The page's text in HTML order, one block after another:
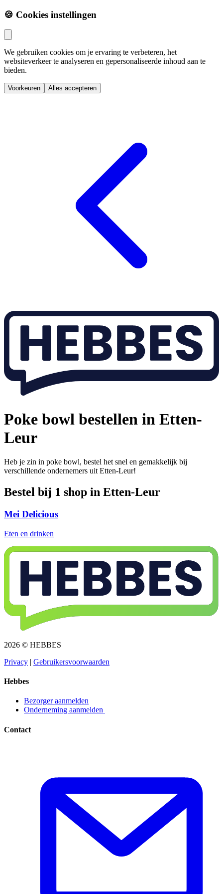
🍪 Cookies instellingen
We gebruiken cookies om je ervaring te verbeteren, het
websiteverkeer te analyseren en gepersonaliseerde inhoud aan te
bieden.
Voorkeuren Alles accepteren
Poke bowl bestellen in Etten-
Leur
Heb je zin in poke bowl, bestel het snel en gemakkelijk bij
verschillende ondernemers uit Etten-Leur!
Bestel bij 1 shop in Etten-Leur
Mei Delicious
Eten en drinken
2026 © HEBBES
Privacy​​​​‌ ‍ ​‍​‍‌‍ ‌ ​‍‌‍‍‌‌‍‌ ‌‍‍‌‌‍ ‍​‍​‍​ ‍‍​‍​‍‌ ​ ‌‍​‌‌‍ ‍‌‍‍‌‌ ‌​‌ ‍‌​‍ ‍‌‍‍‌‌‍ ​‍​‍​‍ ​​‍​‍‌‍‍​‌ ​‍‌‍‌‌‌‍‌‍​‍​‍​ ‍‍​‍​‍‌‍‍​‌ ‌​‌ ‌​‌ ​​​ ‍‍​‍ ​‍ ‌‍ ​‌‍ ‌‍​ ‌‍​‌‌‍ ​‌‍‍​‌‍ ‌ ​ ‌ ‌​​ ‍‍​ ​ ​ ​ ​ ​ ​ ​ ​‍ ‌‍‍‌‌‍ ‍‌ ‌​‌‍‌‌‌‍ ‍‌ ‌​​‍ ‌‍‌‌‌‍‌​‌‍‍‌‌ ‌​​‍ ‌‍ ‌‌‍ ‌‍‌​‌‍‌‌​ ‌‌ ​​‌ ​‍‌‍‌‌‌ ​ ‌‍‌‌‌‍ ‍‌ ‌​‌‍​‌‌ ‌​‌‍‍‌‌‍ ‌‍ ‍​ ‍ ‌‍‍‌‌‍‌​​ ‌‌‍‌ ‌‍ ​‌‍ ‌‍​‍‌‍​‌‌‍ ​​ ‍ ‌ ‌​‌ ‍‌‌ ​​‌‍‌‌​ ‌‌‍‌ ‌‍ ​‌‍ ‌‍​‍‌‍​‌‌‍ ​​ ‍ ‌ ​​‌‍​‌‌ ‌​‌‍‍​​ ‌‌‍‌‍‌‍ ‌‍ ‌ ‌​‌‍‌‌‌ ​‍​‍ ‍‌‍ ​‌‍‌‌‌‍‌ ‌‍​‌‌‍ ​​‍‌‌​ ‌‌‌​​‍‌‌ ‌‍‍ ‌‍‌‌‌ ‍‌​‍‌‌​ ​ ‌​‌​​‍‌‌​ ​ ‌​‌​​‍‌‌​ ​‍​ ​‍​ ​‌​ ‍​‌‍‌‌​ ‌‍‌‍‌​‌‍‌‌‌‍‌‌​ ‌‍​ ​ ​ ‍‌​ ‌‌​ ‌​​‍‌‌​ ​‍​ ​‍​‍‌‌​ ‌‌‌​‌​​‍ ‍‌‍ ​‌‍​‌‌‍​‍‌‍‌‌‌‍ ​​ ‌‍​‍‌‍​‌‌ ​ ‌‍‌‌‌‌‌‌‌ ​‍‌‍ ​​ ‌‌‍‍​‌ ‌​‌ ‌​‌ ​​​‍‌‌​ ​ ‌​​‌​‍‌‌​ ​‍‌​‌‍​‍‌‌​ ​‍‌​‌‍‌‍ ​‌‍ ‌‍​ ‌‍​‌‌‍ ​‌‍‍​‌‍ ‌ ​ ‌ ‌​​‍‌‌​ ​ ‌​​‌​ ​ ​ ​ ​ ​ ​ ​ ​‍‌‍‌‍‍‌‌‍‌​​ ‌‌‍‌ ‌‍ ​‌‍ ‌‍​‍‌‍​‌‌‍ ​​‍‌‍‌ ‌​‌ ‍‌‌ ​​‌‍‌‌​ ‌‌‍‌ ‌‍ ​‌‍ ‌‍​‍‌‍​‌‌‍ ​​‍‌‍‌ ​​‌‍​‌‌ ‌​‌‍‍​​ ‌‌‍‌‍‌‍ ‌‍ ‌ ‌​‌‍‌‌‌ ​‍​‍ ‍‌‍ ​‌‍‌‌‌‍‌ ‌‍​‌‌‍ ​​‍‌‌​ ‌‌‌​​‍‌‌ ‌‍‍ ‌‍‌‌‌ ‍‌​‍‌‌​ ​ ‌​‌​​‍‌‌​ ​ ‌​‌​​‍‌‌​ ​‍​ ​‍​ ​‌​ ‍​‌‍‌‌​ ‌‍‌‍‌​‌‍‌‌‌‍‌‌​ ‌‍​ ​ ​ ‍‌​ ‌‌​ ‌​​‍‌‌​ ​‍​ ​‍​‍‌‌​ ‌‌‌​‌​​‍ ‍‌‍ ​‌‍​‌‌‍​‍‌‍‌‌‌‍ ​​‍‌‍‌ ​​‌‍‌‌‌ ​‍‌ ​ ‌ ​​‌‍‌‌‌‍​ ‌ ‌​‌‍‍‌‌ ‌‍‌‍‌‌​ ‌‌ ​​‌ ‌‌‌‍​‍‌‍ ​‌‍‍‌‌ ​ ‌‍‍​‌‍‌‌‌‍‌​​‍​‍‌ ‌ | Gebruikersvoorwaarden​​​​‌ ‍ ​‍​‍‌‍ ‌ ​‍‌‍‍‌‌‍‌ ‌‍‍‌‌‍ ‍​‍​‍​ ‍‍​‍​‍‌ ​ ‌‍​‌‌‍ ‍‌‍‍‌‌ ‌​‌ ‍‌​‍ ‍‌‍‍‌‌‍ ​‍​‍​‍ ​​‍​‍‌‍‍​‌ ​‍‌‍‌‌‌‍‌‍​‍​‍​ ‍‍​‍​‍‌‍‍​‌ ‌​‌ ‌​‌ ​​​ ‍‍​‍ ​‍ ‌‍ ​‌‍ ‌‍​ ‌‍​‌‌‍ ​‌‍‍​‌‍ ‌ ​ ‌ ‌​​ ‍‍​ ​ ​ ​ ​ ​ ​ ​ ​‍ ‌‍‍‌‌‍ ‍‌ ‌​‌‍‌‌‌‍ ‍‌ ‌​​‍ ‌‍‌‌‌‍‌​‌‍‍‌‌ ‌​​‍ ‌‍ ‌‌‍ ‌‍‌​‌‍‌‌​ ‌‌ ​​‌ ​‍‌‍‌‌‌ ​ ‌‍‌‌‌‍ ‍‌ ‌​‌‍​‌‌ ‌​‌‍‍‌‌‍ ‌‍ ‍​ ‍ ‌‍‍‌‌‍‌​​ ‌‌‍‌ ‌‍ ​‌‍ ‌‍​‍‌‍​‌‌‍ ​​ ‍ ‌ ‌​‌ ‍‌‌ ​​‌‍‌‌​ ‌‌‍‌ ‌‍ ​‌‍ ‌‍​‍‌‍​‌‌‍ ​​ ‍ ‌ ​​‌‍​‌‌ ‌​‌‍‍​​ ‌‌‍‌‍‌‍ ‌‍ ‌ ‌​‌‍‌‌‌ ​‍​‍ ‍‌‍ ​‌‍‌‌‌‍‌ ‌‍​‌‌‍ ​​‍‌‌​ ‌‌‌​​‍‌‌ ‌‍‍ ‌‍‌‌‌ ‍‌​‍‌‌​ ​ ‌​‌​​‍‌‌​ ​ ‌​‌​​‍‌‌​ ​‍​ ​‍​ ​​‌‍​ ‌‍‌‍​ ‌‍​ ‌​‌‍‌​​ ​ ‌‍‌‌​ ​ ​ ​‌​ ‍‌​ ​‍​‍‌‌​ ​‍​ ​‍​‍‌‌​ ‌‌‌​‌​​‍ ‍‌‍ ​‌‍​‌‌‍​‍‌‍‌‌‌‍ ​​ ‌‍​‍‌‍​‌‌ ​ ‌‍‌‌‌‌‌‌‌ ​‍‌‍ ​​ ‌‌‍‍​‌ ‌​‌ ‌​‌ ​​​‍‌‌​ ​ ‌​​‌​‍‌‌​ ​‍‌​‌‍​‍‌‌​ ​‍‌​‌‍‌‍ ​‌‍ ‌‍​ ‌‍​‌‌‍ ​‌‍‍​‌‍ ‌ ​ ‌ ‌​​‍‌‌​ ​ ‌​​‌​ ​ ​ ​ ​ ​ ​ ​ ​‍‌‍‌‍‍‌‌‍‌​​ ‌‌‍‌ ‌‍ ​‌‍ ‌‍​‍‌‍​‌‌‍ ​​‍‌‍‌ ‌​‌ ‍‌‌ ​​‌‍‌‌​ ‌‌‍‌ ‌‍ ​‌‍ ‌‍​‍‌‍​‌‌‍ ​​‍‌‍‌ ​​‌‍​‌‌ ‌​‌‍‍​​ ‌‌‍‌‍‌‍ ‌‍ ‌ ‌​‌‍‌‌‌ ​‍​‍ ‍‌‍ ​‌‍‌‌‌‍‌ ‌‍​‌‌‍ ​​‍‌‌​ ‌‌‌​​‍‌‌ ‌‍‍ ‌‍‌‌‌ ‍‌​‍‌‌​ ​ ‌​‌​​‍‌‌​ ​ ‌​‌​​‍‌‌​ ​‍​ ​‍​ ​​‌‍​ ‌‍‌‍​ ‌‍​ ‌​‌‍‌​​ ​ ‌‍‌‌​ ​ ​ ​‌​ ‍‌​ ​‍​‍‌‌​ ​‍​ ​‍​‍‌‌​ ‌‌‌​‌​​‍ ‍‌‍ ​‌‍​‌‌‍​‍‌‍‌‌‌‍ ​​‍‌‍‌ ​​‌‍‌‌‌ ​‍‌ ​ ‌ ​​‌‍‌‌‌‍​ ‌ ‌​‌‍‍‌‌ ‌‍‌‍‌‌​ ‌‌ ​​‌ ‌‌‌‍​‍‌‍ ​‌‍‍‌‌ ​ ‌‍‍​‌‍‌‌‌‍‌​​‍​‍‌ ‌
Hebbes
Bezorger aanmelden​​​​‌ ‍ ​‍​‍‌‍ ‌ ​‍‌‍‍‌‌‍‌ ‌‍‍‌‌‍ ‍​‍​‍​ ‍‍​‍​‍‌ ​ ‌‍​‌‌‍ ‍‌‍‍‌‌ ‌​‌ ‍‌​‍ ‍‌‍‍‌‌‍ ​‍​‍​‍ ​​‍​‍‌‍‍​‌ ​‍‌‍‌‌‌‍‌‍​‍​‍​ ‍‍​‍​‍‌‍‍​‌ ‌​‌ ‌​‌ ​​​ ‍‍​‍ ​‍ ‌‍ ​‌‍ ‌‍​ ‌‍​‌‌‍ ​‌‍‍​‌‍ ‌ ​ ‌ ‌​​ ‍‍​ ​ ​ ​ ​ ​ ​ ​ ​‍ ‌‍‍‌‌‍ ‍‌ ‌​‌‍‌‌‌‍ ‍‌ ‌​​‍ ‌‍‌‌‌‍‌​‌‍‍‌‌ ‌​​‍ ‌‍ ‌‌‍ ‌‍‌​‌‍‌‌​ ‌‌ ​​‌ ​‍‌‍‌‌‌ ​ ‌‍‌‌‌‍ ‍‌ ‌​‌‍​‌‌ ‌​‌‍‍‌‌‍ ‌‍ ‍​ ‍ ‌‍‍‌‌‍‌​​ ‌‌‍‌ ‌‍ ​‌‍ ‌‍​‍‌‍​‌‌‍ ​​ ‍ ‌ ‌​‌ ‍‌‌ ​​‌‍‌‌​ ‌‌‍‌ ‌‍ ​‌‍ ‌‍​‍‌‍​‌‌‍ ​​ ‍ ‌ ​​‌‍​‌‌ ‌​‌‍‍​​ ‌‌‍‌‍‌‍ ‌‍ ‌ ‌​‌‍‌‌‌ ​‍​‍ ‍‌ ​​‌‍​‌‌‍‌ ‌‍‌‌‌ ​ ​‍‌‌​ ‌‌‌​​‍‌‌ ‌‍‍ ‌‍‌‌‌ ‍‌​‍‌‌​ ​ ‌​‌​​‍‌‌​ ​ ‌​‌​​‍‌‌​ ​‍​ ​‍​ ‌ ​ ​‌‌‍​‍‌‍​ ​ ‌‌​ ‌ ​ ​‌​ ​‍​ ‌​​ ​​‌‍‌‌​ ‍‌​‍‌‌​ ​‍​ ​‍​‍‌‌​ ‌‌‌​‌​​‍ ‍‌‍ ​‌‍​‌‌‍​‍‌‍‌‌‌‍ ​​ ‌‍​‍‌‍​‌‌ ​ ‌‍‌‌‌‌‌‌‌ ​‍‌‍ ​​ ‌‌‍‍​‌ ‌​‌ ‌​‌ ​​​‍‌‌​ ​ ‌​​‌​‍‌‌​ ​‍‌​‌‍​‍‌‌​ ​‍‌​‌‍‌‍ ​‌‍ ‌‍​ ‌‍​‌‌‍ ​‌‍‍​‌‍ ‌ ​ ‌ ‌​​‍‌‌​ ​ ‌​​‌​ ​ ​ ​ ​ ​ ​ ​ ​‍‌‍‌‍‍‌‌‍‌​​ ‌‌‍‌ ‌‍ ​‌‍ ‌‍​‍‌‍​‌‌‍ ​​‍‌‍‌ ‌​‌ ‍‌‌ ​​‌‍‌‌​ ‌‌‍‌ ‌‍ ​‌‍ ‌‍​‍‌‍​‌‌‍ ​​‍‌‍‌ ​​‌‍​‌‌ ‌​‌‍‍​​ ‌‌‍‌‍‌‍ ‌‍ ‌ ‌​‌‍‌‌‌ ​‍​‍ ‍‌ ​​‌‍​‌‌‍‌ ‌‍‌‌‌ ​ ​‍‌‌​ ‌‌‌​​‍‌‌ ‌‍‍ ‌‍‌‌‌ ‍‌​‍‌‌​ ​ ‌​‌​​‍‌‌​ ​ ‌​‌​​‍‌‌​ ​‍​ ​‍​ ‌ ​ ​‌‌‍​‍‌‍​ ​ ‌‌​ ‌ ​ ​‌​ ​‍​ ‌​​ ​​‌‍‌‌​ ‍‌​‍‌‌​ ​‍​ ​‍​‍‌‌​ ‌‌‌​‌​​‍ ‍‌‍ ​‌‍​‌‌‍​‍‌‍‌‌‌‍ ​​‍‌‍‌ ​​‌‍‌‌‌ ​‍‌ ​ ‌ ​​‌‍‌‌‌‍​ ‌ ‌​‌‍‍‌‌ ‌‍‌‍‌‌​ ‌‌ ​​‌ ‌‌‌‍​‍‌‍ ​‌‍‍‌‌ ​ ‌‍‍​‌‍‌‌‌‍‌​​‍​‍‌ ‌
Onderneming aanmelden ​​​​‌ ‍ ​‍​‍‌‍ ‌ ​‍‌‍‍‌‌‍‌ ‌‍‍‌‌‍ ‍​‍​‍​ ‍‍​‍​‍‌ ​ ‌‍​‌‌‍ ‍‌‍‍‌‌ ‌​‌ ‍‌​‍ ‍‌‍‍‌‌‍ ​‍​‍​‍ ​​‍​‍‌‍‍​‌ ​‍‌‍‌‌‌‍‌‍​‍​‍​ ‍‍​‍​‍‌‍‍​‌ ‌​‌ ‌​‌ ​​​ ‍‍​‍ ​‍ ‌‍ ​‌‍ ‌‍​ ‌‍​‌‌‍ ​‌‍‍​‌‍ ‌ ​ ‌ ‌​​ ‍‍​ ​ ​ ​ ​ ​ ​ ​ ​‍ ‌‍‍‌‌‍ ‍‌ ‌​‌‍‌‌‌‍ ‍‌ ‌​​‍ ‌‍‌‌‌‍‌​‌‍‍‌‌ ‌​​‍ ‌‍ ‌‌‍ ‌‍‌​‌‍‌‌​ ‌‌ ​​‌ ​‍‌‍‌‌‌ ​ ‌‍‌‌‌‍ ‍‌ ‌​‌‍​‌‌ ‌​‌‍‍‌‌‍ ‌‍ ‍​ ‍ ‌‍‍‌‌‍‌​​ ‌‌‍‌ ‌‍ ​‌‍ ‌‍​‍‌‍​‌‌‍ ​​ ‍ ‌ ‌​‌ ‍‌‌ ​​‌‍‌‌​ ‌‌‍‌ ‌‍ ​‌‍ ‌‍​‍‌‍​‌‌‍ ​​ ‍ ‌ ​​‌‍​‌‌ ‌​‌‍‍​​ ‌‌‍‌‍‌‍ ‌‍ ‌ ‌​‌‍‌‌‌ ​‍​‍ ‍‌ ​​‌‍​‌‌‍‌ ‌‍‌‌‌ ​ ​‍‌‌​ ‌‌‌​​‍‌‌ ‌‍‍ ‌‍‌‌‌ ‍‌​‍‌‌​ ​ ‌​‌​​‍‌‌​ ​ ‌​‌​​‍‌‌​ ​‍​ ​‍​ ‌ ​ ‌ ​ ‍‌​ ​ ​ ​‌‌‍​ ‌‍​‌​ ‌‍​ ​‌‌‍​‍​ ‌‍‌‍​ ​‍‌‌​ ​‍​ ​‍​‍‌‌​ ‌‌‌​‌​​‍ ‍‌‍ ​‌‍​‌‌‍​‍‌‍‌‌‌‍ ​​ ‌‍​‍‌‍​‌‌ ​ ‌‍‌‌‌‌‌‌‌ ​‍‌‍ ​​ ‌‌‍‍​‌ ‌​‌ ‌​‌ ​​​‍‌‌​ ​ ‌​​‌​‍‌‌​ ​‍‌​‌‍​‍‌‌​ ​‍‌​‌‍‌‍ ​‌‍ ‌‍​ ‌‍​‌‌‍ ​‌‍‍​‌‍ ‌ ​ ‌ ‌​​‍‌‌​ ​ ‌​​‌​ ​ ​ ​ ​ ​ ​ ​ ​‍‌‍‌‍‍‌‌‍‌​​ ‌‌‍‌ ‌‍ ​‌‍ ‌‍​‍‌‍​‌‌‍ ​​‍‌‍‌ ‌​‌ ‍‌‌ ​​‌‍‌‌​ ‌‌‍‌ ‌‍ ​‌‍ ‌‍​‍‌‍​‌‌‍ ​​‍‌‍‌ ​​‌‍​‌‌ ‌​‌‍‍​​ ‌‌‍‌‍‌‍ ‌‍ ‌ ‌​‌‍‌‌‌ ​‍​‍ ‍‌ ​​‌‍​‌‌‍‌ ‌‍‌‌‌ ​ ​‍‌‌​ ‌‌‌​​‍‌‌ ‌‍‍ ‌‍‌‌‌ ‍‌​‍‌‌​ ​ ‌​‌​​‍‌‌​ ​ ‌​‌​​‍‌‌​ ​‍​ ​‍​ ‌ ​ ‌ ​ ‍‌​ ​ ​ ​‌‌‍​ ‌‍​‌​ ‌‍​ ​‌‌‍​‍​ ‌‍‌‍​ ​‍‌‌​ ​‍​ ​‍​‍‌‌​ ‌‌‌​‌​​‍ ‍‌‍ ​‌‍​‌‌‍​‍‌‍‌‌‌‍ ​​‍‌‍‌ ​​‌‍‌‌‌ ​‍‌ ​ ‌ ​​‌‍‌‌‌‍​ ‌ ‌​‌‍‍‌‌ ‌‍‌‍‌‌​ ‌‌ ​​‌ ‌‌‌‍​‍‌‍ ​‌‍‍‌‌ ​ ‌‍‍​‌‍‌‌‌‍‌​​‍​‍‌ ‌
Contact